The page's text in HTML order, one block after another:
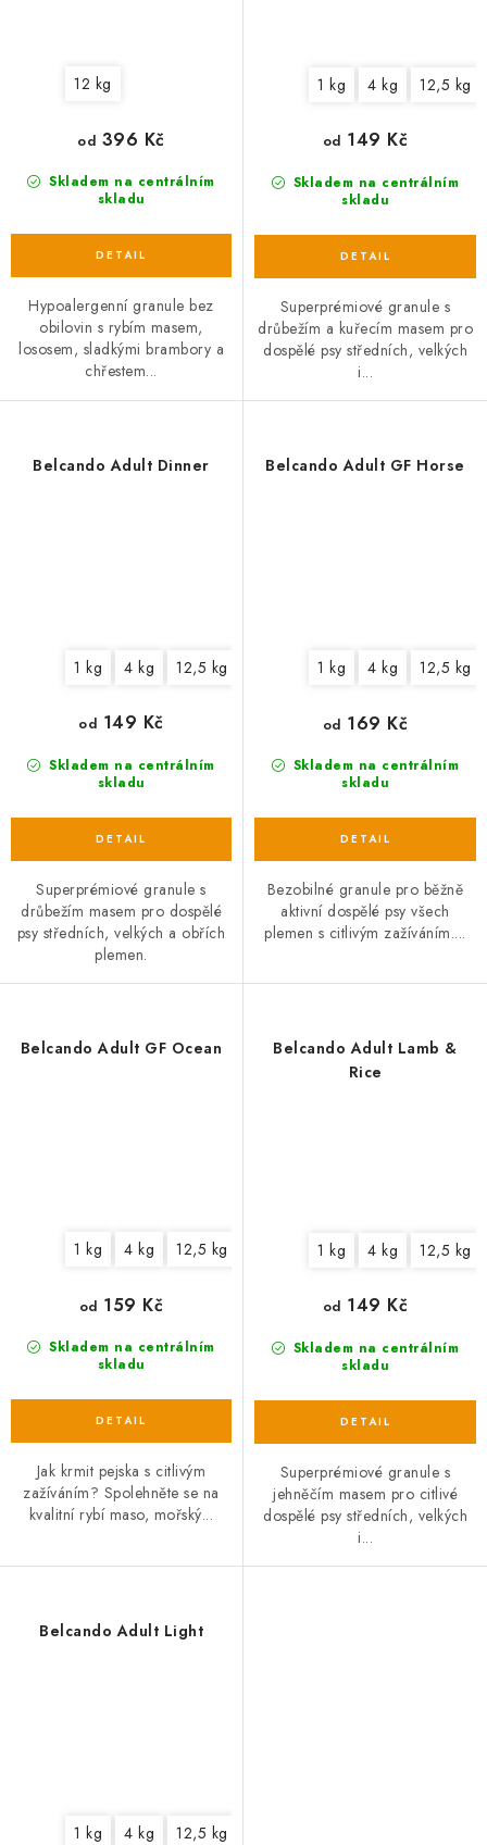
12 kg
Skladem na centrálním
skladu
od 396 Kč
Hypoalergenní granule bez
obilovin s rybím masem,
lososem, sladkými brambory a
chřestem...
1 kg 4 kg 12,5 kg
Skladem na centrálním
skladu
od 149 Kč
Superprémiové granule s
drůbežím a kuřecím masem pro
dospělé psy středních, velkých
i...
Belcando Adult Dinner
1 kg 4 kg 12,5 kg
Skladem na centrálním
skladu
od 149 Kč
Superprémiové granule s
drůbežím masem pro dospělé
psy středních, velkých a obřích
plemen.
Belcando Adult GF Horse
1 kg 4 kg 12,5 kg
Skladem na centrálním
skladu
od 169 Kč
Bezobilné granule pro běžně
aktivní dospělé psy všech
plemen s citlivým zažíváním....
Belcando Adult GF Ocean
1 kg 4 kg 12,5 kg
Skladem na centrálním
skladu
od 159 Kč
Jak krmit pejska s citlivým
zažíváním? Spolehněte se na
kvalitní rybí maso, mořský...
Belcando Adult Lamb &
Rice
1 kg 4 kg 12,5 kg
Skladem na centrálním
skladu
od 149 Kč
Superprémiové granule s
jehněčím masem pro citlivé
dospělé psy středních, velkých
i...
Belcando Adult Light
1 kg 4 kg 12,5 kg